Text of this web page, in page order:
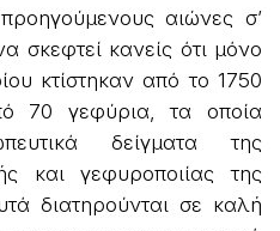
αιώνες σ’
σκεφτεί κανείς ότι μόνο
κτίστηκαν από το 1750
70 γεφύρια, τα οποία
δείγματα της
και γεφυροποιίας της
διατηρούνται σε καλή